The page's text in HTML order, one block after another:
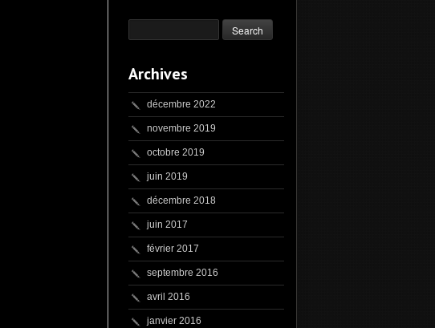
Archives
décembre 2022
novembre 2019
octobre 2019
juin 2019
décembre 2018
juin 2017
février 2017
septembre 2016
avril 2016
janvier 2016